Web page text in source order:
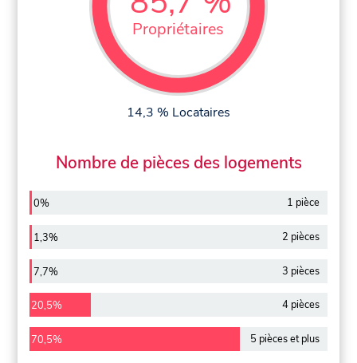
Propriétaires
14,3 % Locataires
Nombre de pièces des logements
0% 1 pièce
1,3% 2 pièces
7,7% 3 pièces
20,5% 4 pièces
70,5% 5 pièces et plus